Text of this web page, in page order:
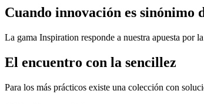
Cuando innovación es sinónimo
La gama Inspiration responde a nuestra apuesta por
El encuentro con la sencillez
Para los más prácticos existe una colección con